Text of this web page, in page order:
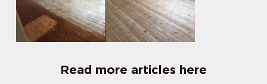
Read more articles here